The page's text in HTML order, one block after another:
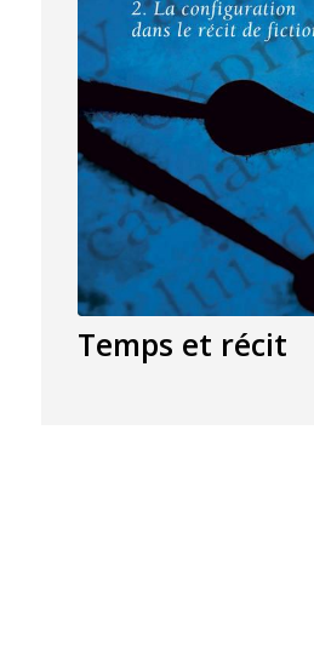
Temps et récit